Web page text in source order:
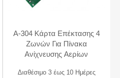
A-304 Κάρτα Επέκτασης 4
Ζωνών Για Πίνακα
Ανίχνευσης Αερίων
Διαθέσιμο 3 έως 10 Ημέρες